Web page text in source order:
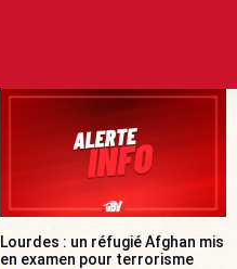
Lourdes : un réfugié Afghan mis
en examen pour terrorisme